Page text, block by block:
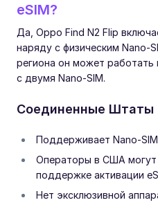
eSIM?
Да, Oppo Find N2 Flip
наряду с физическим Nano-
региона он может работать
с двумя Nano-SIM.
Соединенные Штаты
Поддерживает Nano-SIM
Операторы в США могут
поддержке активации
Нет эксклюзивной